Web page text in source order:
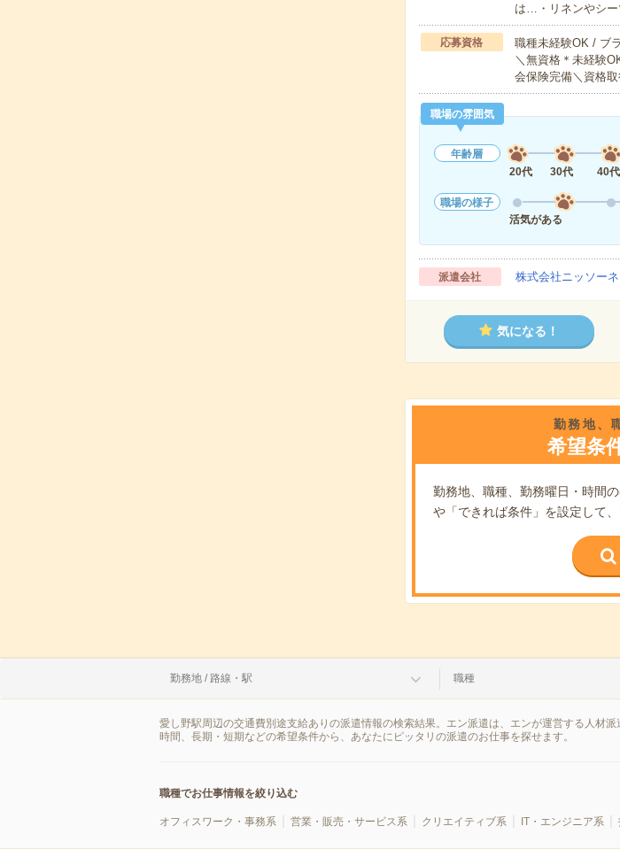
は…・リネンやシ
応募資格
職種未経験OK / ブ
＼無資格＊未経験
会保険完備＼資格
職場の雰囲気
年齢層
20代
30代 40代
職場の様子
活気がある
派遣会社 株式会社ニッソーネ
気になる！
勤務地、
希望条
勤務地、職種、勤務曜日・時間の
や「できれば条件」を設定して
勤務地 / 路線・駅 職種
愛し野駅周辺の交通費別途支給ありの派遣情報の検索結果。エン派遣は、エンが運営する人材
時間、長期・短期などの希望条件から、あなたにピッタリの派遣のお仕事を探せます。
職種でお仕事情報を絞り込む
オフィスワーク・事務系 営業・販売・サービス系 クリエイティブ系 IT・エンジニア系